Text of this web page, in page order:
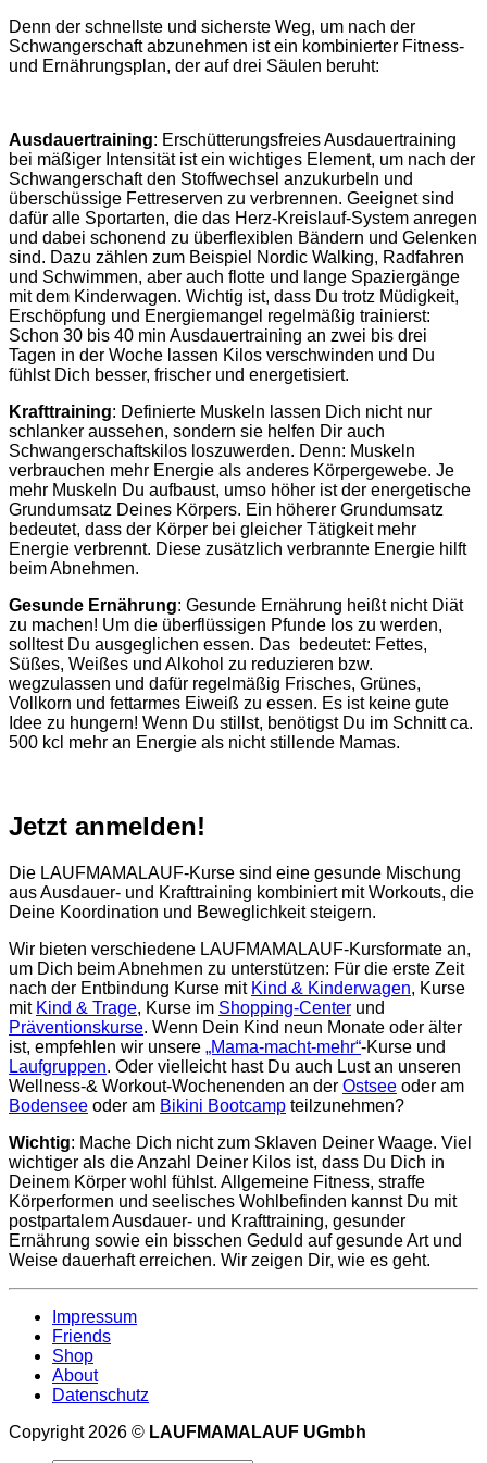
Denn der schnellste und sicherste Weg, um nach der
Schwangerschaft abzunehmen ist ein kombinierter Fitness-
und Ernährungsplan, der auf drei Säulen beruht:
Ausdauertraining: Erschütterungsfreies Ausdauertraining
bei mäßiger Intensität ist ein wichtiges Element, um nach der
Schwangerschaft den Stoffwechsel anzukurbeln und
überschüssige Fettreserven zu verbrennen. Geeignet sind
dafür alle Sportarten, die das Herz-Kreislauf-System anregen
und dabei schonend zu überflexiblen Bändern und Gelenken
sind. Dazu zählen zum Beispiel Nordic Walking, Radfahren
und Schwimmen, aber auch flotte und lange Spaziergänge
mit dem Kinderwagen. Wichtig ist, dass Du trotz Müdigkeit,
Erschöpfung und Energiemangel regelmäßig trainierst:
Schon 30 bis 40 min Ausdauertraining an zwei bis drei
Tagen in der Woche lassen Kilos verschwinden und Du
fühlst Dich besser, frischer und energetisiert.
Krafttraining: Definierte Muskeln lassen Dich nicht nur
schlanker aussehen, sondern sie helfen Dir auch
Schwangerschaftskilos loszuwerden. Denn: Muskeln
verbrauchen mehr Energie als anderes Körpergewebe. Je
mehr Muskeln Du aufbaust, umso höher ist der energetische
Grundumsatz Deines Körpers. Ein höherer Grundumsatz
bedeutet, dass der Körper bei gleicher Tätigkeit mehr
Energie verbrennt. Diese zusätzlich verbrannte Energie hilft
beim Abnehmen.
Gesunde Ernährung: Gesunde Ernährung heißt nicht Diät
zu machen! Um die überflüssigen Pfunde los zu werden,
solltest Du ausgeglichen essen. Das bedeutet: Fettes,
Süßes, Weißes und Alkohol zu reduzieren bzw.
wegzulassen und dafür regelmäßig Frisches, Grünes,
Vollkorn und fettarmes Eiweiß zu essen. Es ist keine gute
Idee zu hungern! Wenn Du stillst, benötigst Du im Schnitt ca.
500 kcl mehr an Energie als nicht stillende Mamas.
Jetzt anmelden!
Die LAUFMAMALAUF-Kurse sind eine gesunde Mischung
aus Ausdauer- und Krafttraining kombiniert mit Workouts, die
Deine Koordination und Beweglichkeit steigern.
Wir bieten verschiedene LAUFMAMALAUF-Kursformate an,
um Dich beim Abnehmen zu unterstützen: Für die erste Zeit
nach der Entbindung Kurse mit Kind & Kinderwagen, Kurse
mit Kind & Trage, Kurse im Shopping-Center und
Präventionskurse. Wenn Dein Kind neun Monate oder älter
ist, empfehlen wir unsere „Mama-macht-mehr“-Kurse und
Laufgruppen. Oder vielleicht hast Du auch Lust an unseren
Wellness-& Workout-Wochenenden an der Ostsee oder am
Bodensee oder am Bikini Bootcamp teilzunehmen?
Wichtig: Mache Dich nicht zum Sklaven Deiner Waage. Viel
wichtiger als die Anzahl Deiner Kilos ist, dass Du Dich in
Deinem Körper wohl fühlst. Allgemeine Fitness, straffe
Körperformen und seelisches Wohlbefinden kannst Du mit
postpartalem Ausdauer- und Krafttraining, gesunder
Ernährung sowie ein bisschen Geduld auf gesunde Art und
Weise dauerhaft erreichen. Wir zeigen Dir, wie es geht.
Impressum
Friends
Shop
About
Datenschutz
Copyright 2026 © LAUFMAMALAUF UGmbh